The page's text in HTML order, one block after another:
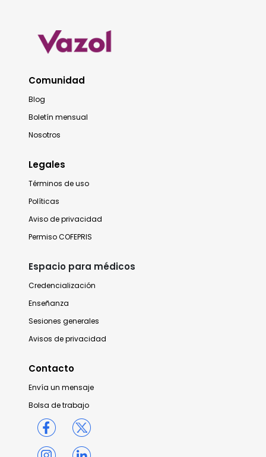
Comunidad
Blog
Boletín mensual
Nosotros
Legales
Términos de uso
Políticas
Aviso de privacidad
Permiso COFEPRIS
Espacio para médicos
Credencialización
Enseñanza
Sesiones generales
Avisos de privacidad
Contacto
Envía un mensaje
Bolsa de trabajo